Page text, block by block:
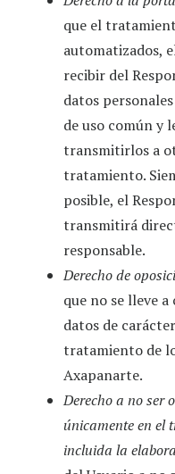
que el
automatizados,
recibir del
datos
de uso común y
transmitirlos a
tratamiento.
posible, el
transmitirá
responsable.
Derecho de
que no se lleve
datos de
tratamiento de
Axapanarte.
Derecho a no ser
únicamente en el
incluida la